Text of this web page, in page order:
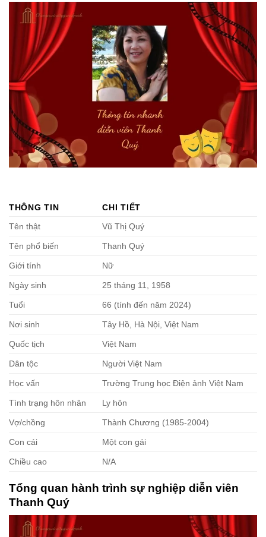
THÔNG TIN
CHI TIẾT
Tên thật
Vũ Thị Quý
Tên phổ biến Thanh Quý
Giới tính Nữ
Ngày sinh 25 tháng 11, 1958
Tuổi 66 (tính đến năm 2024)
Nơi sinh Tây Hồ, Hà Nội, Việt Nam
Quốc tịch Việt Nam
Dân tộc Người Việt Nam
Học vấn Trường Trung học Điện ảnh Việt Nam
Tình trạng hôn nhân Ly hôn
Vợ/chồng Thành Chương (1985-2004)
Con cái Một con gái
Chiều cao N/A
Tổng quan hành trình sự nghiệp diễn viên
Thanh Quý